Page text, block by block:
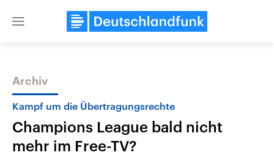
Close
Themen
Archiv
Kampf um die Übertragungsrechte
Champions League bald nicht
mehr im Free-TV?